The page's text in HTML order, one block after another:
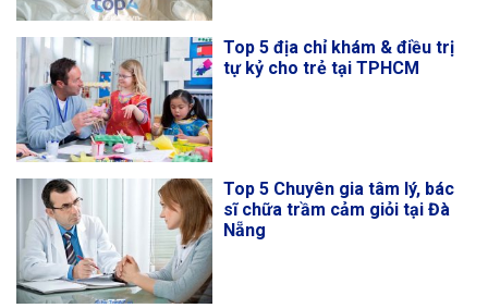
Top 5 địa chỉ khám & điều trị
tự kỷ cho trẻ tại TPHCM
Top 5 Chuyên gia tâm lý, bác
sĩ chữa trầm cảm giỏi tại Đà
Nẵng